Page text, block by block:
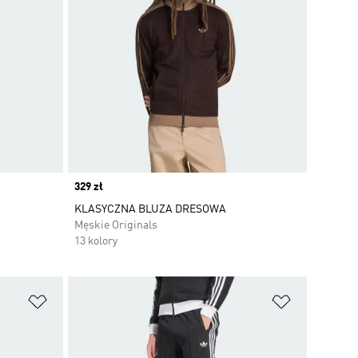
Price
329 zł
KLASYCZNA BLUZA DRESOWA
Męskie Originals
13 kolory
Dodaj do listy życzeń